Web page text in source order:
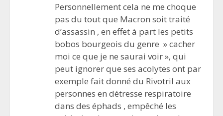
Personnellement cela ne me choque
pas du tout que Macron soit traité
d’assassin , en effet à part les petits
bobos bourgeois du genre » cacher
moi ce que je ne saurai voir », qui
peut ignorer que ses acolytes ont par
exemple fait donné du Rivotril aux
personnes en détresse respiratoire
dans des éphads , empêché les